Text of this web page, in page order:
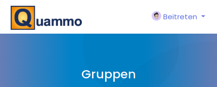
Beitreten
Gruppen